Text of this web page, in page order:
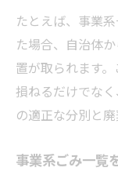
たとえば、事業
た場合、自治体
置が取られます
損ねるだけでな
の適正な分別と廃
事業系ごみ一覧